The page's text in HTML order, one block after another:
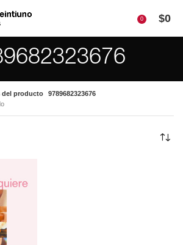
0 $0
del producto
9789682323676